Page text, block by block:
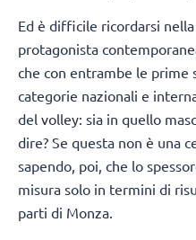
Ed è difficile ricordarsi
protagonista
che con entrambe le prime
categorie nazionali e
del volley: sia in quello
dire? Se questa non è una
sapendo, poi, che lo
misura solo in termini di
parti di Monza.